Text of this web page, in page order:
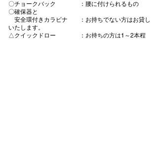
〇チョークバック ：腰に付けられるもの
〇確保器と
安全環付きカラビナ ：お持ちでない方はお貸し
いたします。
△クイックドロー ：お持ちの方は1～2本程